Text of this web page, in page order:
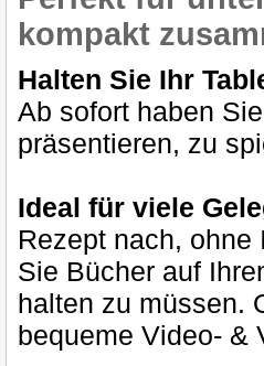
kompakt
Halten Sie Ihr
Ab sofort haben
präsentieren, zu
Ideal für viele
Rezept nach, ohne
Sie Bücher auf
halten zu müssen.
bequeme Video- &